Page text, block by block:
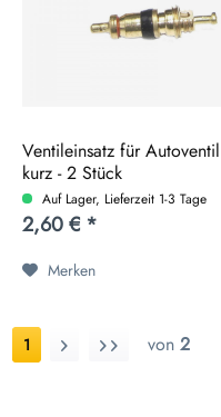
Ventileinsatz für Autoventil
kurz - 2 Stück
Auf Lager, Lieferzeit 1-3 Tage
2,60 € *
Merken
1 von 2